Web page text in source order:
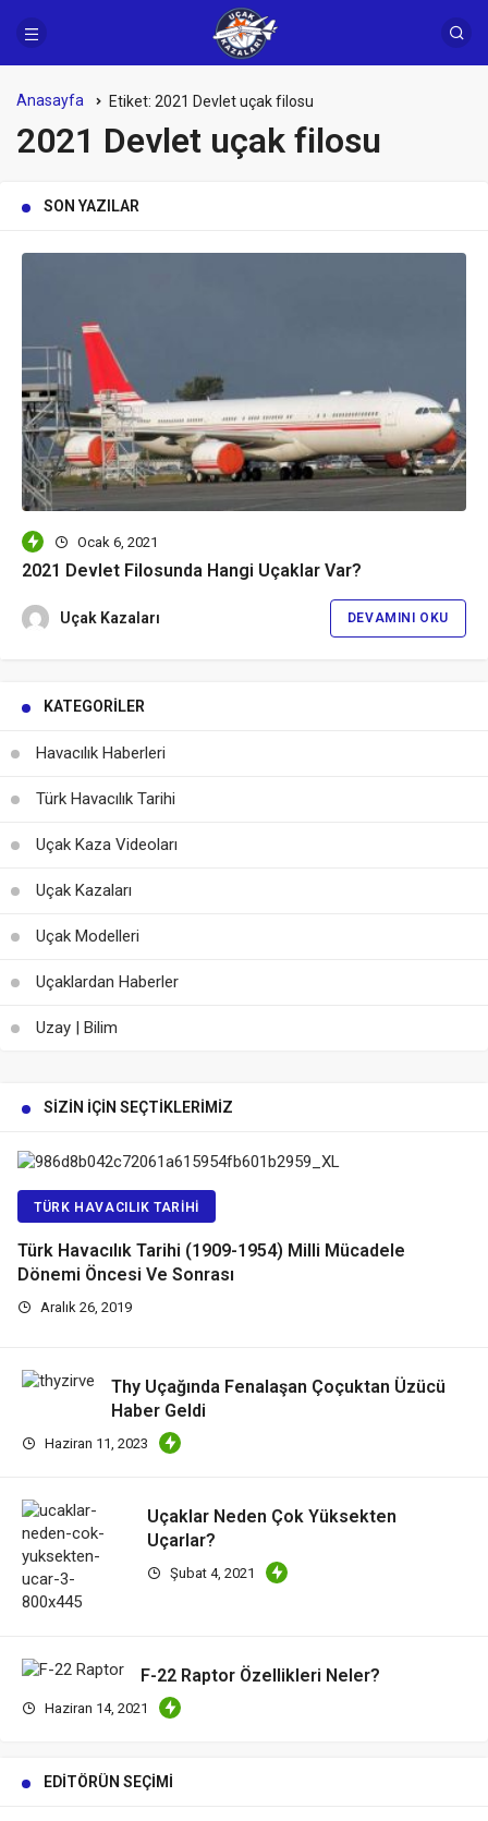
Anasayfa Etiket: 2021 Devlet uçak filosu
2021 Devlet uçak filosu
SON YAZILAR
Ocak 6, 2021
2021 Devlet Filosunda Hangi Uçaklar Var?
Uçak Kazaları DEVAMINI OKU
KATEGORILER
Havacılık Haberleri
Türk Havacılık Tarihi
Uçak Kaza Videoları
Uçak Kazaları
Uçak Modelleri
Uçaklardan Haberler
Uzay | Bilim
SIZIN İÇIN SEÇTIKLERIMIZ
TÜRK HAVACILIK TARIHI
Türk Havacılık Tarihi (1909-1954) Milli Mücadele
Dönemi Öncesi Ve Sonrası
Aralık 26, 2019
Thy Uçağında Fenalaşan Çoçuktan Üzücü
Haber Geldi
Haziran 11, 2023
Uçaklar Neden Çok Yüksekten
Uçarlar?
Şubat 4, 2021
F-22 Raptor Özellikleri Neler?
Haziran 14, 2021
EDITÖRÜN SEÇIMI